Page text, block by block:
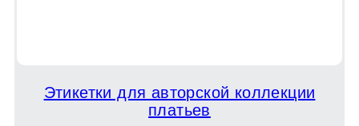
Этикетки для авторской коллекции
платьев